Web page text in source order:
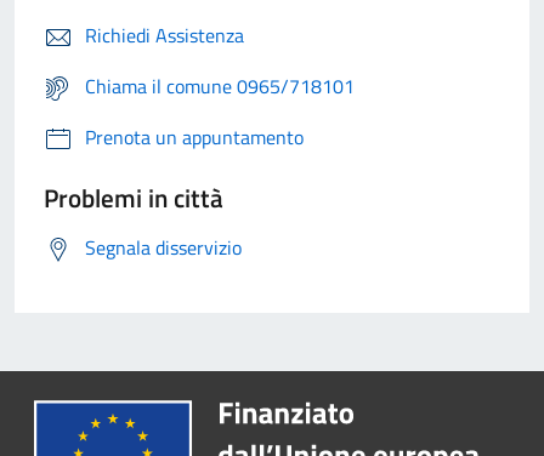
Richiedi Assistenza
Chiama il comune 0965/718101
Prenota un appuntamento
Problemi in città
Segnala disservizio